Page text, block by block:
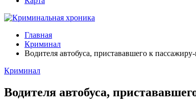
Главная
Криминал
Водителя автобуса, пристававшего к
Криминал
Водителя автобуса,